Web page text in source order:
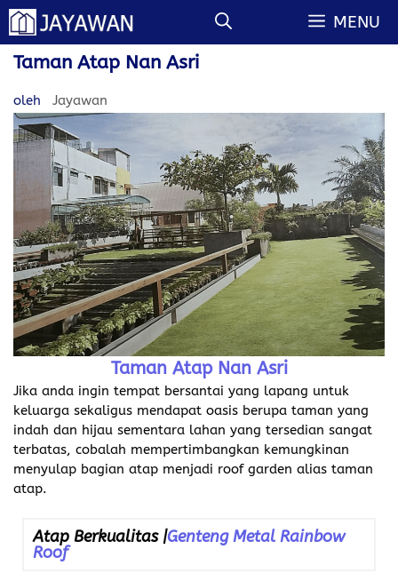
Langsung
ke
isi
MENU
Taman Atap Nan Asri
oleh Jayawan
Taman Atap Nan Asri
Jika anda ingin tempat bersantai yang lapang untuk
keluarga sekaligus mendapat oasis berupa taman yang
indah dan hijau sementara lahan yang tersedian sangat
terbatas, cobalah mempertimbangkan kemungkinan
menyulap bagian atap menjadi roof garden alias taman
atap.
Atap Berkualitas |Genteng Metal Rainbow
Roof